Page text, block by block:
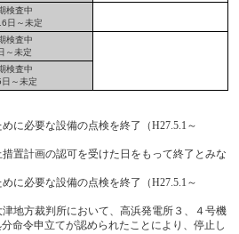
検査中
日～未定
検査中
～未定
検査中
～未定
に必要な設備の点検を終了（H27.5.1～
置計画の認可を受けた日をもって終了とみな
に必要な設備の点検を終了（H27.5.1～
地方裁判所において、高浜発電所３、４号機
命令申立てが認められたことにより、停止し